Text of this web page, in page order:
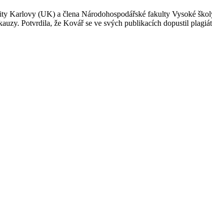
Karlovy (UK) a člena Národohospodářské fakulty Vysoké
Potvrdila, že Kovář se ve svých publikacích dopustil